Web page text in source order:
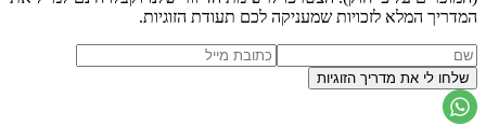
המדריך המלא לזכויות שמעניקה לכם תעודת הזוגיות.